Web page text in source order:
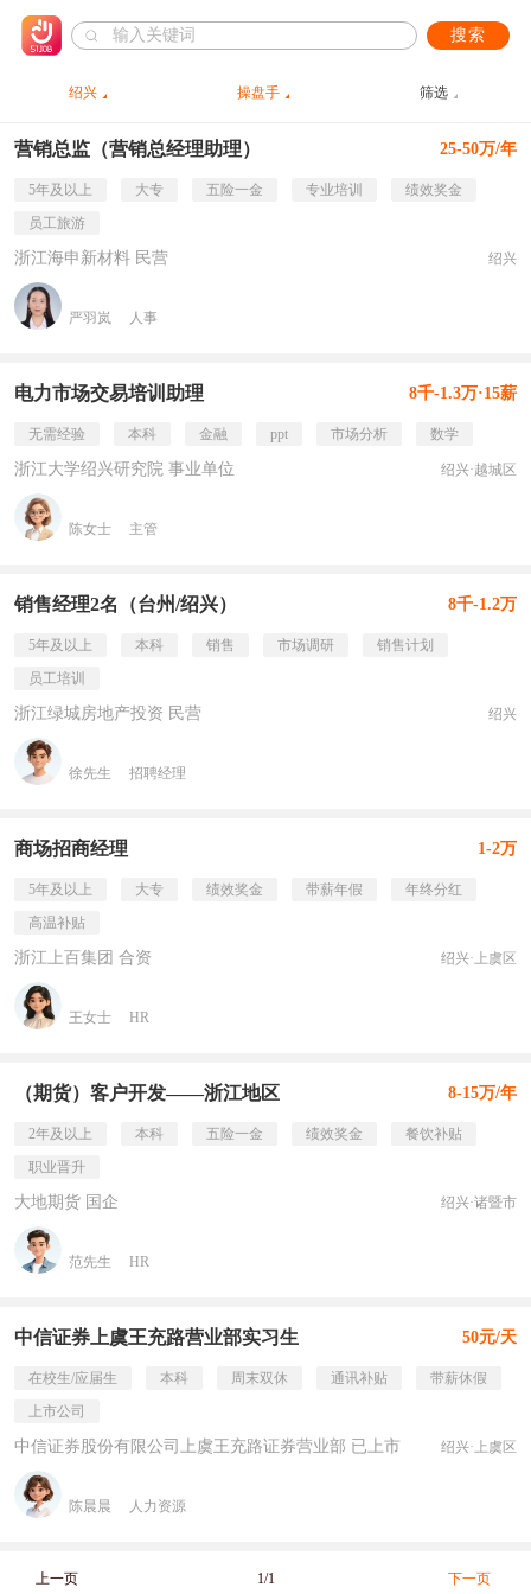
搜索
绍兴 操盘手 筛选
营销总监（营销总经理助理） 25-50万/年
5年及以上 大专 五险一金 专业培训
绩效奖金
员工旅游
浙江海申新材料 民营 绍兴
严羽岚 人事
电力市场交易培训助理 8千-1.3万·15薪
无需经验 本科 金融 ppt 市场分析 数学
浙江大学绍兴研究院 事业单位 绍兴·越城区
陈女士 主管
销售经理2名（台州/绍兴） 8千-1.2万
5年及以上 本科 销售 市场调研
销售计划
员工培训
浙江绿城房地产投资 民营 绍兴
徐先生 招聘经理
商场招商经理 1-2万
5年及以上 大专 绩效奖金 带薪年假
年终分红
高温补贴
浙江上百集团 合资 绍兴·上虞区
王女士 HR
（期货）客户开发——浙江地区 8-15万/年
2年及以上 本科 五险一金 绩效奖金
餐饮补贴
职业晋升
大地期货 国企 绍兴·诸暨市
范先生 HR
中信证券上虞王充路营业部实习生 50元/天
在校生/应届生 本科 周末双休 通讯补贴
带薪休假
上市公司
中信证券股份有限公司上虞王充路证券营业部 已上市 绍兴·上虞区
陈晨晨 人力资源
上一页 1/1 下一页